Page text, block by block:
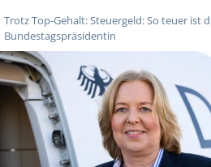
Trotz Top-Gehalt: Steuergeld: So teuer ist
Bundestagspräsidentin